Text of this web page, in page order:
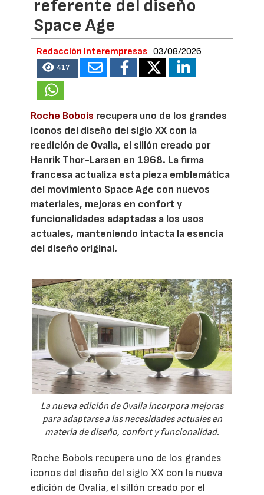
referente del diseño
Space Age
Redacción Interempresas 03/08/2026
417
Roche Bobois recupera uno de los grandes
iconos del diseño del siglo XX con la
reedición de Ovalia, el sillón creado por
Henrik Thor-Larsen en 1968. La firma
francesa actualiza esta pieza emblemática
del movimiento Space Age con nuevos
materiales, mejoras en confort y
funcionalidades adaptadas a los usos
actuales, manteniendo intacta la esencia
del diseño original.
La nueva edición de Ovalia incorpora mejoras
para adaptarse a las necesidades actuales en
materia de diseño, confort y funcionalidad.
Roche Bobois recupera uno de los grandes
iconos del diseño del siglo XX con la nueva
edición de Ovalia, el sillón creado por el